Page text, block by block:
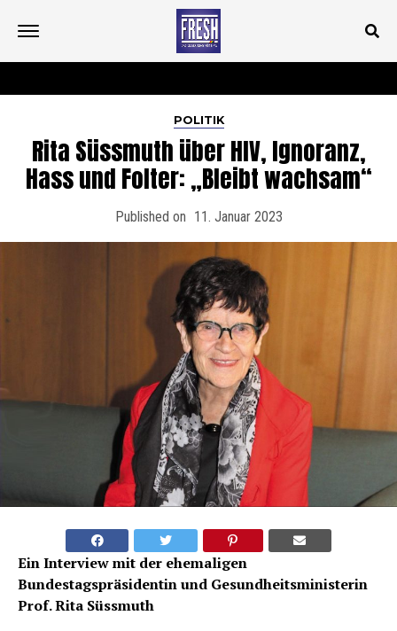
POLITIK
Rita Süssmuth über HIV, Ignoranz,
Hass und Folter: „Bleibt wachsam“
Published on 11. Januar 2023
Ein Interview mit der ehemaligen
Bundestagspräsidentin und Gesundheitsministerin
Prof. Rita Süssmuth